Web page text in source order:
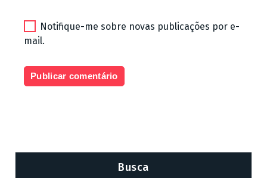
Notifique-me sobre novas publicações por e-
mail.
Busca